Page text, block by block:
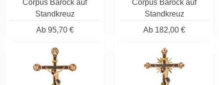
Corpus Barock auf
Standkreuz
Ab95,70 €
Corpus Barock auf
Standkreuz
Ab 182,00 €